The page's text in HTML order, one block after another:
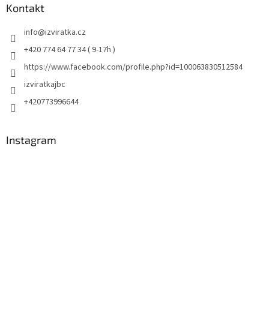
Kontakt
info@izviratka.cz
+420 774 64 77 34 ( 9-17h )
https://www.facebook.com/profile.php?id=100063830512584
izviratkajbc
+420773996644
Instagram